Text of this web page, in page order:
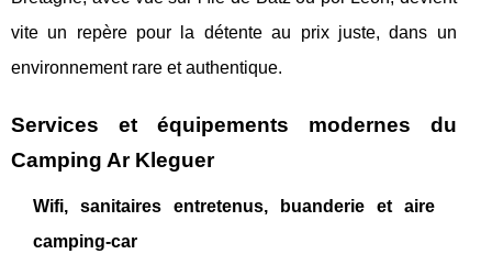
vite un repère pour la détente au prix juste, dans un
environnement rare et authentique.
Services et équipements modernes du
Camping Ar Kleguer
Wifi, sanitaires entretenus, buanderie et aire
camping-car